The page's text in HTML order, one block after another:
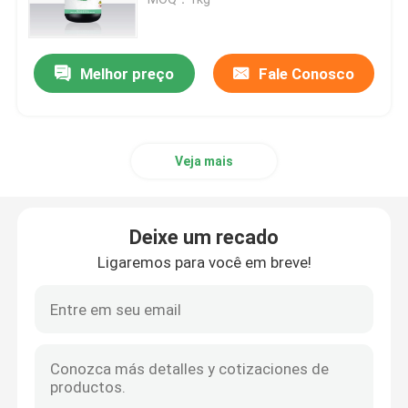
Impressora do LCD 3D
Impressora 3D médica
Melhor preço Fale Conosco
Veja mais
Deixe um recado
Ligaremos para você em breve!